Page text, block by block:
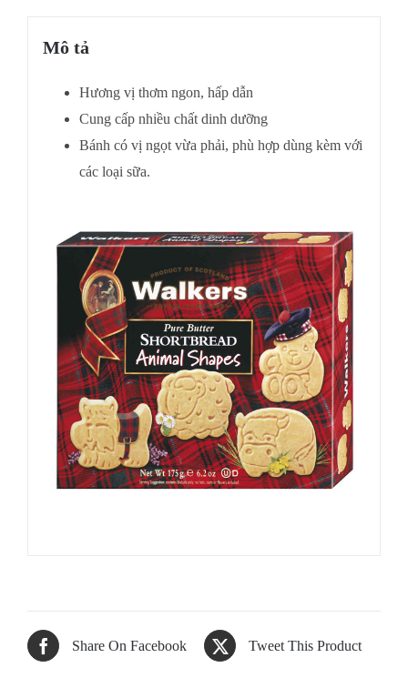
Mô tả
Hương vị thơm ngon, hấp dẫn
Cung cấp nhiều chất dinh dưỡng
Bánh có vị ngọt vừa phải, phù hợp dùng kèm với
các loại sữa.
Share On Facebook Tweet This Product